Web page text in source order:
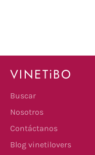
VINETiBO
Buscar
Nosotros
Contáctanos
Blog vinetilovers